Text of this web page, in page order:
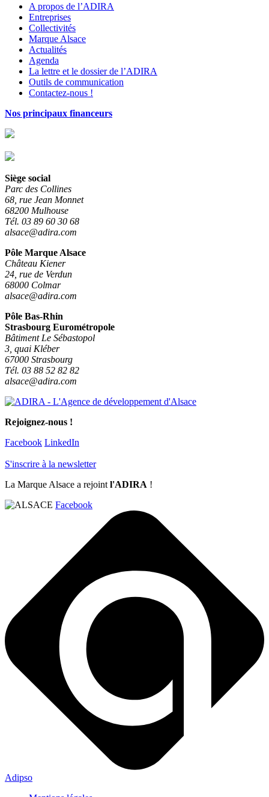
A propos de l’ADIRA
Entreprises
Collectivités
Marque Alsace
Actualités
Agenda
La lettre et le dossier de l’ADIRA
Outils de communication
Contactez-nous !
Nos principaux financeurs
Siège social
Parc des Collines
68, rue Jean Monnet
68200 Mulhouse
Tél. 03 89 60 30 68
alsace@adira.com
Pôle Marque Alsace
Château Kiener
24, rue de Verdun
68000 Colmar
alsace@adira.com
Pôle Bas-Rhin
Strasbourg Eurométropole
Bâtiment Le Sébastopol
3, quai Kléber
67000 Strasbourg
Tél. 03 88 52 82 82
alsace@adira.com
Rejoignez-nous !
Facebook LinkedIn
S'inscrire à la newsletter
La Marque Alsace a rejoint l'ADIRA !
Facebook
Adipso